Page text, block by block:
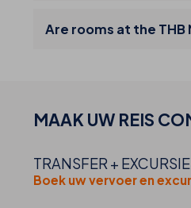
Are rooms at the
MAAK UW REIS
TRANSFER +
Boek uw vervoer en